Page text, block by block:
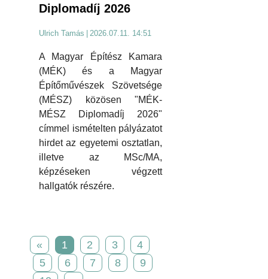
Diplomadíj 2026
Ulrich Tamás 2026.07.11. 14:51
A Magyar Építész Kamara
(MÉK) és a Magyar
Építőművészek Szövetsége
(MÉSZ) közösen "MÉK-
MÉSZ Diplomadíj 2026"
címmel ismételten pályázatot
hirdet az egyetemi osztatlan,
illetve az MSc/MA,
képzéseken végzett
hallgatók részére.
« 1 2 3
4
5
6 7 8
9